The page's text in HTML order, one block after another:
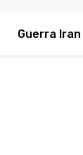
Guerra Iran